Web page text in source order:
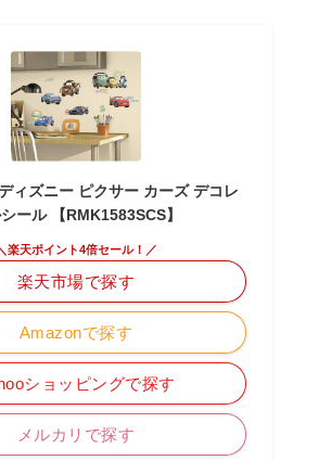
ィズニー ピクサー カーズ デコレ
ール 【RMK1583SCS】
Amazonで探す
楽天ポイント4倍セール！／
楽天市場で探す
ショッピングで探す
メルカリで探す